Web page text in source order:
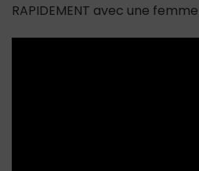
DE
RAPIDEMENT avec une